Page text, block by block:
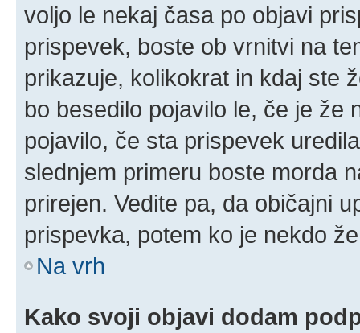
voljo le nekaj časa po objavi
prispevek, boste ob vrnitvi na
prikazuje, kolikokrat in kdaj ste
bo besedilo pojavilo le, če je že
pojavilo, če sta prispevek
slednjem primeru boste morda
prirejen. Vedite pa, da običajni
prispevka, potem ko je nekdo
Na vrh
Kako svoji objavi dodam